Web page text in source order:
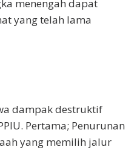
menengah dapat
yang telah lama
dampak destruktif
Pertama; Penurunan
yang memilih jalur